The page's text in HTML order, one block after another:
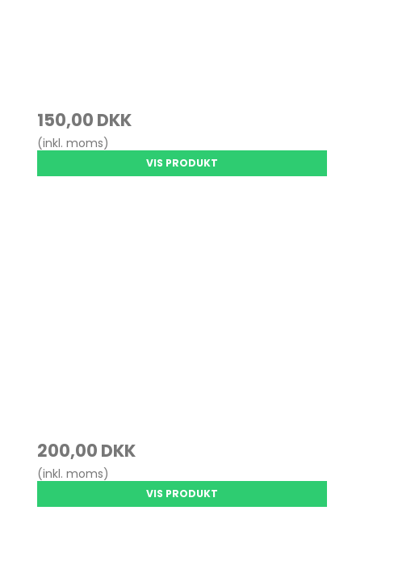
150,00 DKK
(inkl. moms)
VIS PRODUKT
200,00 DKK
(inkl. moms)
VIS PRODUKT